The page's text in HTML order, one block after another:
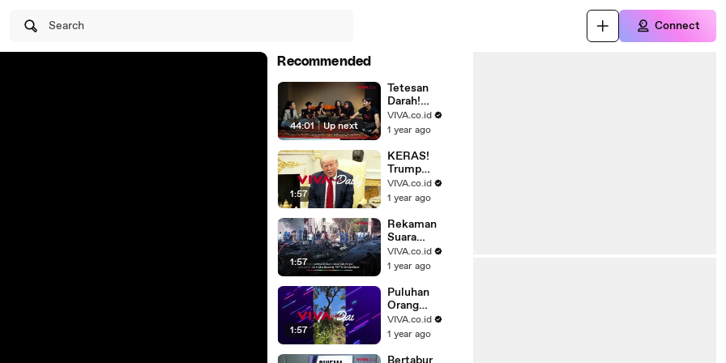
Search Connect
Recommended
44:01 | Up next
Tetesan
Darah!
Pengalaman
Mistis Para
Kitab Sijjin
VIVA.co.id
1 year ago
1:57
KERAS!
Trump
Ultimatum
Rusia Agar
Perang,
Ancamannya
VIVA.co.id
1 year ago
1:57
Rekaman
Suara
Jatuhnya
Pesawat Air
Pilot?
VIVA.co.id
1 year ago
1:57
Puluhan
Orang
Berjubah
Putih Putari
Lawu
VIVA.co.id
1 year ago